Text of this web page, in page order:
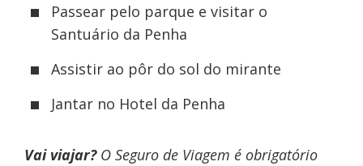
Passear pelo parque e visitar o
Santuário da Penha
Assistir ao pôr do sol do mirante
Jantar no Hotel da Penha
Vai viajar? O Seguro de Viagem é obrigatório